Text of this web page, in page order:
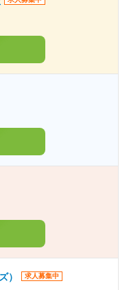
） 求人募集中